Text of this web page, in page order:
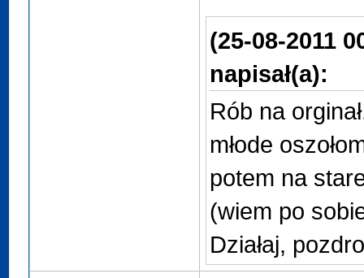
(25-08-2011
napisał(a):
Rób na
młode
potem na
(wiem po
Działaj,